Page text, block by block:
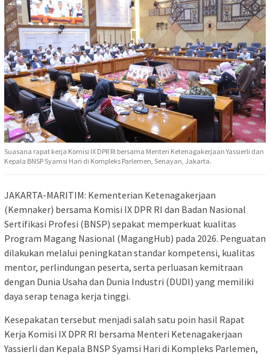
Suasana rapat kerja Komisi IX DPR RI bersama Menteri Ketenagakerjaan Yassierli dan
Kepala BNSP Syamsi Hari di Kompleks Parlemen, Senayan, Jakarta.
JAKARTA-MARITIM: Kementerian Ketenagakerjaan
(Kemnaker) bersama Komisi IX DPR RI dan Badan Nasional
Sertifikasi Profesi (BNSP) sepakat memperkuat kualitas
Program Magang Nasional (MagangHub) pada 2026. Penguatan
dilakukan melalui peningkatan standar kompetensi, kualitas
mentor, perlindungan peserta, serta perluasan kemitraan
dengan Dunia Usaha dan Dunia Industri (DUDI) yang memiliki
daya serap tenaga kerja tinggi.
Kesepakatan tersebut menjadi salah satu poin hasil Rapat
Kerja Komisi IX DPR RI bersama Menteri Ketenagakerjaan
Yassierli dan Kepala BNSP Syamsi Hari di Kompleks Parlemen,